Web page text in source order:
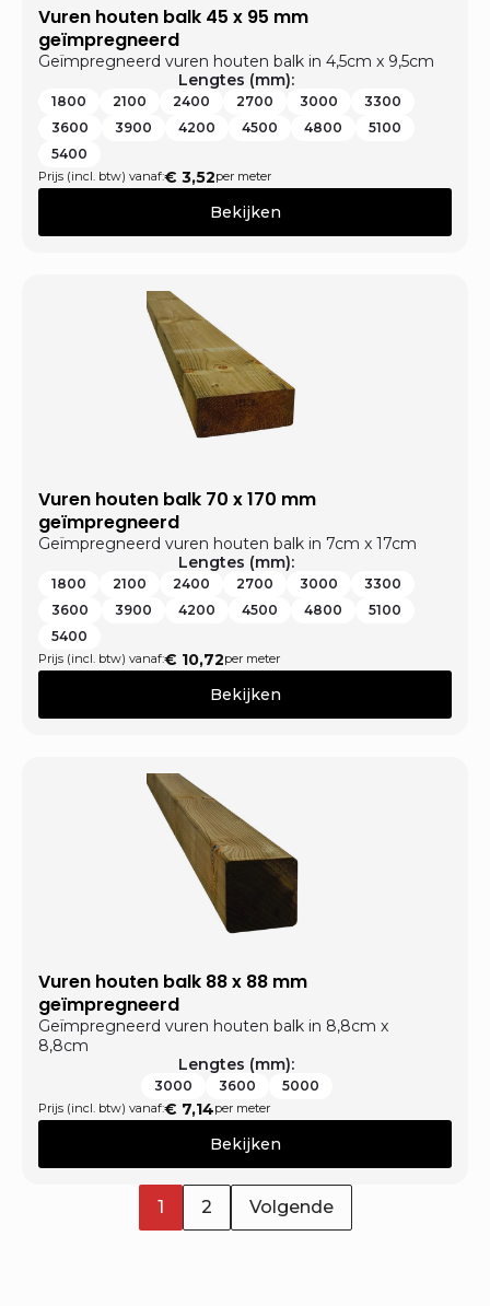
Vuren houten balk 45 x 95 mm
geïmpregneerd
Geïmpregneerd vuren houten balk in 4,5cm x 9,5cm
Lengtes (mm):
1800 2100 2400 2700 3000
3300
3600
3900 4200 4500 4800
5100
5400
Prijs (incl. btw) vanaf:€ 3,52per meter
Bekijken
Vuren houten balk 70 x 170 mm
geïmpregneerd
Geïmpregneerd vuren houten balk in 7cm x 17cm
Lengtes (mm):
1800 2100 2400 2700 3000
3300
3600
3900 4200 4500 4800
5100
5400
Prijs (incl. btw) vanaf:€ 10,72per meter
Bekijken
Vuren houten balk 88 x 88 mm
geïmpregneerd
Geïmpregneerd vuren houten balk in 8,8cm x
8,8cm
Lengtes (mm):
3000 3600 5000
Prijs (incl. btw) vanaf:€ 7,14per meter
Bekijken
1 2 Volgende